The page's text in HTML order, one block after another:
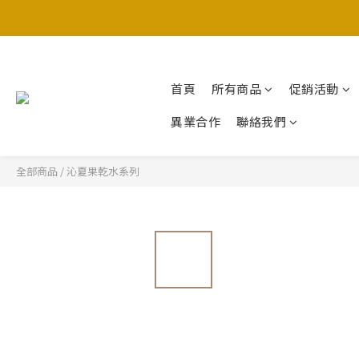
首頁 所有商品
促銷活動
異業合作
聯絡我們
全部商品 /沁夏果乾水系列